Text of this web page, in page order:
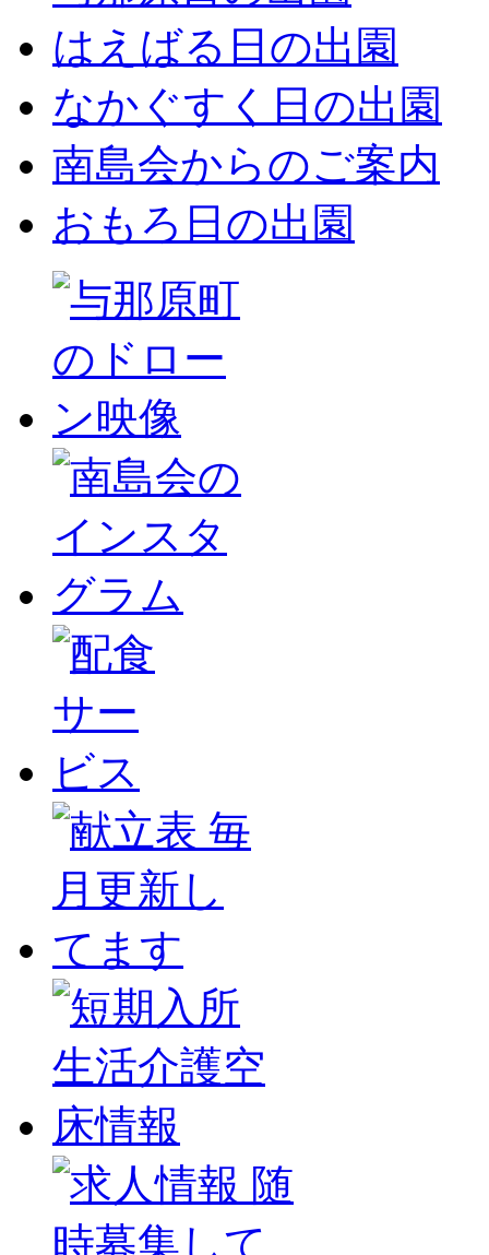
はえばる日の出園
なかぐすく日の出園
南島会からのご案内
おもろ日の出園